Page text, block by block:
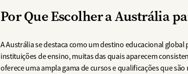
Por Que Escolher a Austrália
A Austrália se destaca como um destino educacional
instituições de ensino, muitas das quais aparecem
oferece uma ampla gama de cursos e qualificações que